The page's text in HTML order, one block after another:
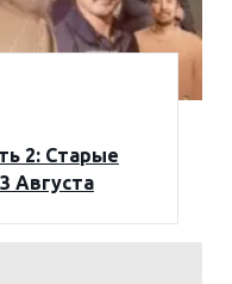
2: Старые
Августа